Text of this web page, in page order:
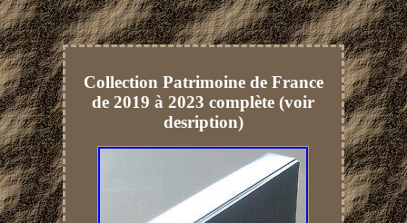
Collection Patrimoine de France
de 2019 à 2023 complète (voir
desription)